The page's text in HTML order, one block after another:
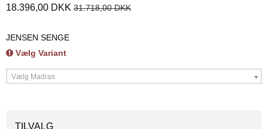
18.396,00 DKK 31.718,00 DKK
JENSEN SENGE
Vælg Variant
Vælg Madras
TILVALG